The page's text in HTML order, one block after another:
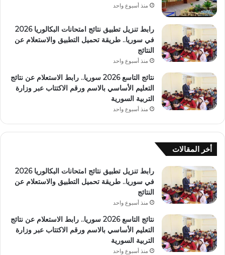
منذ أسبوع واحد
رابط تنزيل تطبيق نتائج امتحانات البكالوريا 2026
في سوريا.. طريقة تحميل التطبيق والاستعلام عن
النتائج
منذ أسبوع واحد
نتائج التاسع 2026 سوريا.. رابط الاستعلام عن نتائج
التعليم الأساسي بالاسم ورقم الاكتتاب عبر وزارة
التربية السورية
منذ أسبوع واحد
أخر المقالات
رابط تنزيل تطبيق نتائج امتحانات البكالوريا 2026
في سوريا.. طريقة تحميل التطبيق والاستعلام عن
النتائج
منذ أسبوع واحد
نتائج التاسع 2026 سوريا.. رابط الاستعلام عن نتائج
التعليم الأساسي بالاسم ورقم الاكتتاب عبر وزارة
التربية السورية
منذ أسبوع واحد